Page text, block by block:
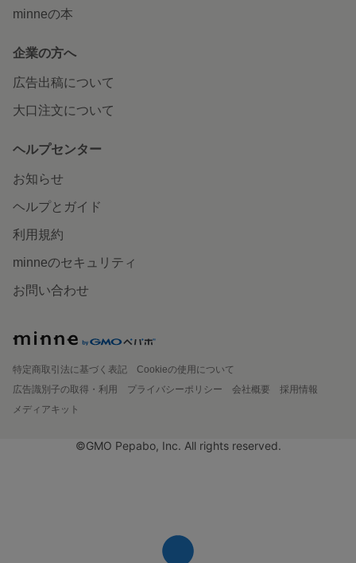
minneの本
企業の方へ
広告出稿について
大口注文について
ヘルプセンター
お知らせ
ヘルプとガイド
利用規約
minneのセキュリティ
お問い合わせ
特定商取引法に基づく表記
Cookieの使用について
広告識別子の取得・利用
プライバシーポリシー 会社概要
採用情報
メディアキット
©GMO Pepabo, Inc. All rights reserved.